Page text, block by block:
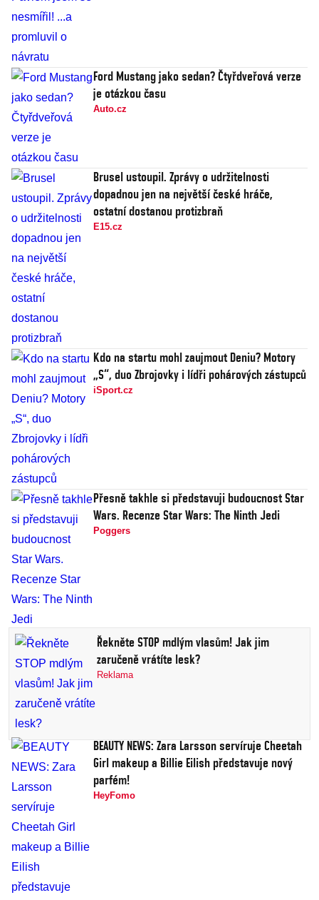
Ford Mustang jako sedan? Čtyřdveřová verze
je otázkou času
Auto.cz
Brusel ustoupil. Zprávy o udržitelnosti
dopadnou jen na největší české hráče,
ostatní dostanou protizbraň
E15.cz
Kdo na startu mohl zaujmout Deniu? Motory
„S“, duo Zbrojovky i lídři pohárových zástupců
iSport.cz
Přesně takhle si představuji budoucnost Star
Wars. Recenze Star Wars: The Ninth Jedi
Poggers
Řekněte STOP mdlým vlasům! Jak jim
zaručeně vrátíte lesk?
Reklama
BEAUTY NEWS: Zara Larsson servíruje Cheetah
Girl makeup a Billie Eilish představuje nový
parfém!
HeyFomo